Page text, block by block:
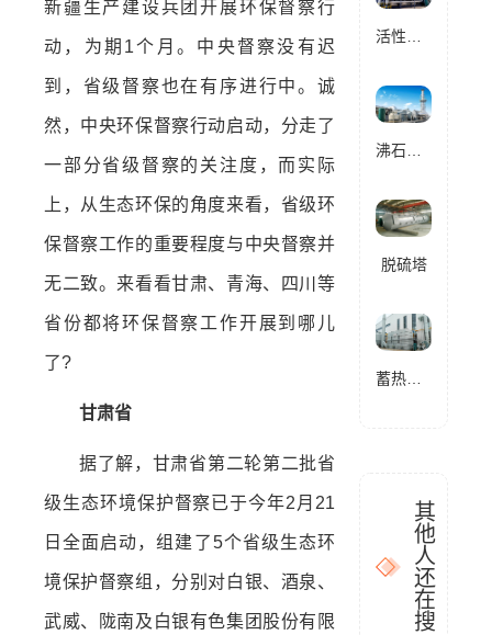
新疆生产建设兵团开展环保督察行
动，为期1个月。中央督察没有迟
到，省级督察也在有序进行中。诚
然，中央环保督察行动启动，分走了
一部分省级督察的关注度，而实际
上，从生态环保的角度来看，省级环
保督察工作的重要程度与中央督察并
无二致。来看看甘肃、青海、四川等
省份都将环保督察工作开展到哪儿
了?
甘肃省
据了解，甘肃省第二轮第二批省
级生态环境保护督察已于今年2月21
日全面启动，组建了5个省级生态环
境保护督察组，分别对白银、酒泉、
武威、陇南及白银有色集团股份有限
脱硫塔
其
他
人
还
在
搜